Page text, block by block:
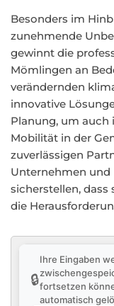
Besonders im
zunehmende
gewinnt die
Mömlingen an
verändernden
innovative
Planung, um auch
Mobilität in der
zuverlässigen
Unternehmen
sicherstellen, dass
die
🔒
Ihre Eingaben
fortsetzen
automatisch